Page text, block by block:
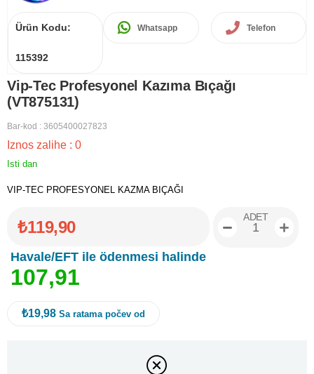
Ürün Kodu:
115392
Whatsapp Telefon
Vip-Tec Profesyonel Kazıma Bıçağı
(VT875131)
Bar-kod : 3605400027823
Iznos zalihe : 0
Isti dan
VIP-TEC PROFESYONEL KAZMA BIÇAĞI
₺119,90
Havale/EFT ile ödenmesi halinde
107,91
ADET
₺19,98 Sa ratama počev od